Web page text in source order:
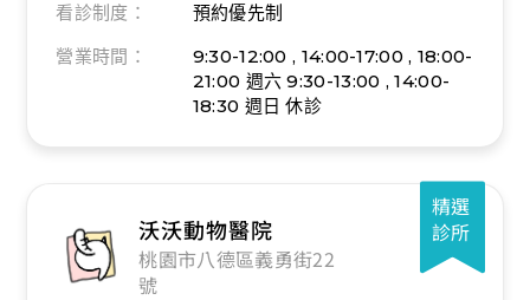
看診制度：
預約優先制
營業時間：
9:30-12:00 , 14:00-17:00 , 18:00-
21:00 週六 9:30-13:00 , 14:00-
18:30 週日 休診
精選
診所
沃沃動物醫院
桃園市八德區義勇街22
號